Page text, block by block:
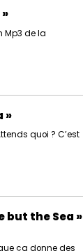
Mp3 de la
»
quoi ? C’est
but the Sea »
ça donne des